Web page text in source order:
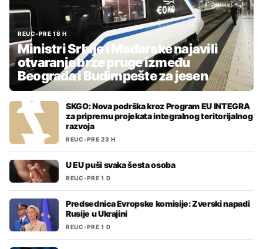
REUC•PRE 18 H
Ministri Srbije i Mađarske najavili
otvaranje brze pruge između
Beograda i Budimpešte za jesen
SKGO: Nova podrška kroz Program EU INTEGRA
za pripremu projekata integralnog teritorijalnog
razvoja
REUC•PRE 23 H
U EU puši svaka šesta osoba
REUC•PRE 1 D
Predsednica Evropske komisije: Zverski napadi
Rusije u Ukrajini
REUC•PRE 1 D